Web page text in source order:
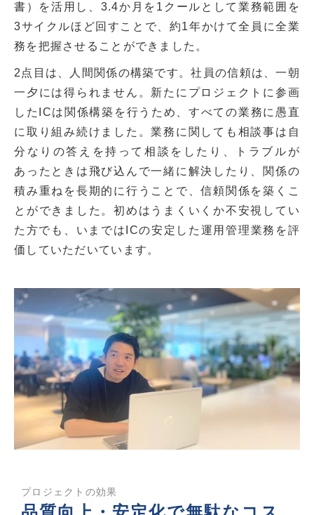
書）を活用し、3.4か月を1クールとして業務範囲を
3サイクルほど回すことで、約1年かけて全員に全業
務を把握させることができました。
2点目は、人間関係の構築です。社員の信頼は、一朝
一夕には得られません。新たにプロジェクトに参画
したICは関係構築を行うため、すべての業務に愚直
に取り組み続けました。業務に関しても相談事は自
分なりの答えを持って相談をしたり、トラブルが
あったときは飛び込んで一緒に解決したり、関係の
積み重ねを長期的に行うことで、信頼関係を築くこ
とができました。初めはうまくいくか不安視してい
た方でも、いまではICの安定した運用管理業務を評
価していただいています。
プロジェクトの効果